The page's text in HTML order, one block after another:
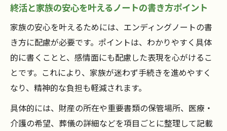
終活と家族の安心を叶えるノートの書き方ポイント
家族の安心を叶えるためには、エンディングノートの書
き方に配慮が必要です。ポイントは、わかりやすく具体
的に書くことと、感情面にも配慮した表現を心がけるこ
とです。これにより、家族が迷わず手続きを進めやすく
なり、精神的な負担も軽減されます。
具体的には、財産の所在や重要書類の保管場所、医療・
介護の希望、葬儀の詳細などを項目ごとに整理して記載